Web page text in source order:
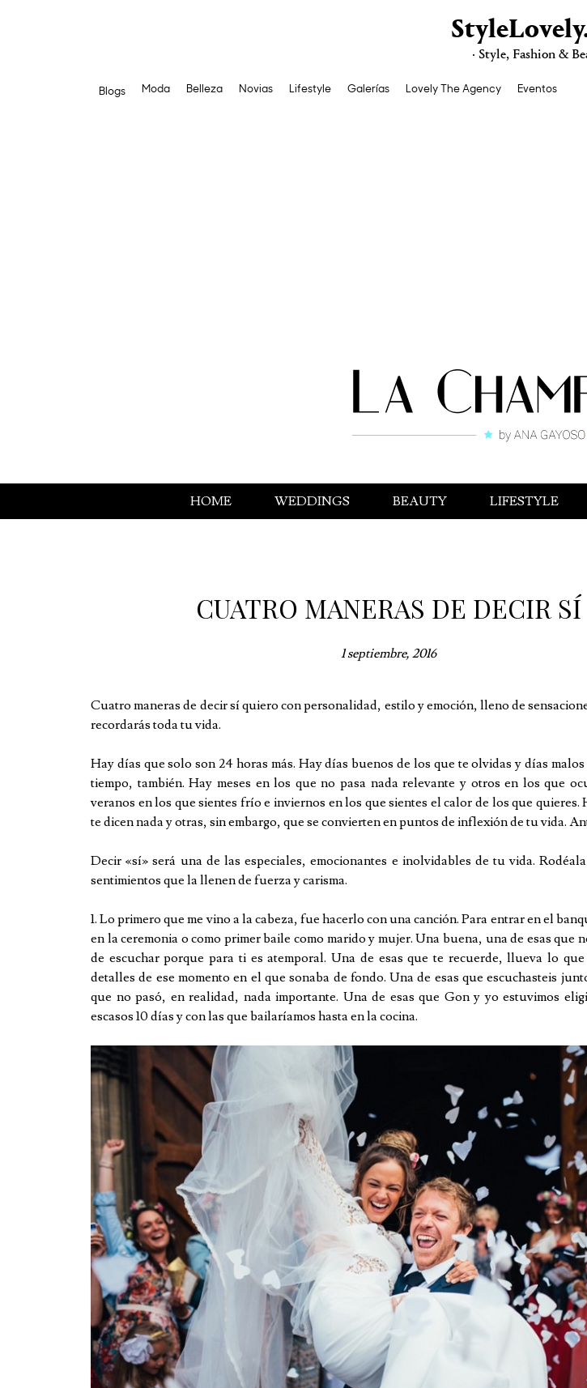
· Style, Fashion &
Blogs Moda Belleza Novias Lifestyle Galerías Lovely The Agency Eventos
HOME WEDDINGS BEAUTY LIFESTYLE
CUATRO MANERAS DE DECIR SÍ
1 septiembre, 2016
Cuatro maneras de decir sí quiero con personalidad, estilo y emoción, lleno de
recordarás toda tu vida.
Hay días que solo son 24 horas más. Hay días buenos de los que te olvidas y días
tiempo, también. Hay meses en los que no pasa nada relevante y otros en los que
veranos en los que sientes frío e inviernos en los que sientes el calor de los que quieres.
te dicen nada y otras, sin embargo, que se convierten en puntos de inflexión de tu vida.
Decir «sí» será una de las especiales, emocionantes e inolvidables de tu vida.
sentimientos que la llenen de fuerza y carisma.
1. Lo primero que me vino a la cabeza, fue hacerlo con una canción. Para entrar en el
en la ceremonia o como primer baile como marido y mujer. Una buena, una de esas que
de escuchar porque para ti es atemporal. Una de esas que te recuerde, llueva lo
detalles de ese momento en el que sonaba de fondo. Una de esas que escuchasteis
que no pasó, en realidad, nada importante. Una de esas que Gon y yo estuvimos
escasos 10 días y con las que bailaríamos hasta en la cocina.